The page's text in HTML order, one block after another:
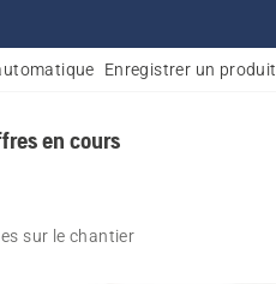
Enregistrer un produit
en cours
sur le chantier